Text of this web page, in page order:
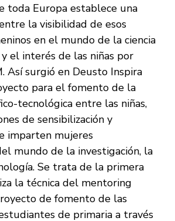
toda Europa establece una
la visibilidad de esos
en el mundo de la ciencia
el interés de las niñas por
Así surgió en Deusto Inspira
para el fomento de la
tecnológica entre las niñas,
de sensibilización y
imparten mujeres
mundo de la investigación, la
Se trata de la primera
la técnica del mentoring
de fomento de las
de primaria a través